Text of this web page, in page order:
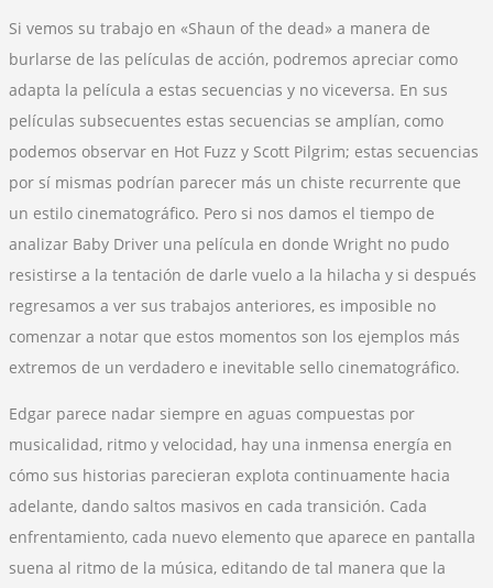
Si vemos su trabajo en «Shaun of the dead» a manera de
burlarse de las películas de acción, podremos apreciar como
adapta la película a estas secuencias y no viceversa. En sus
películas subsecuentes estas secuencias se amplían, como
podemos observar en Hot Fuzz y Scott Pilgrim; estas secuencias
por sí mismas podrían parecer más un chiste recurrente que
un estilo cinematográfico. Pero si nos damos el tiempo de
analizar Baby Driver una película en donde Wright no pudo
resistirse a la tentación de darle vuelo a la hilacha y si después
regresamos a ver sus trabajos anteriores, es imposible no
comenzar a notar que estos momentos son los ejemplos más
extremos de un verdadero e inevitable sello cinematográfico.
Edgar parece nadar siempre en aguas compuestas por
musicalidad, ritmo y velocidad, hay una inmensa energía en
cómo sus historias parecieran explota continuamente hacia
adelante, dando saltos masivos en cada transición. Cada
enfrentamiento, cada nuevo elemento que aparece en pantalla
suena al ritmo de la música, editando de tal manera que la